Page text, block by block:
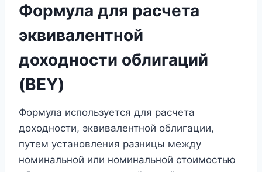
Формула для расчета
эквивалентной
доходности облигаций
(BEY)
Формула используется для расчета
доходности, эквивалентной облигации,
путем установления разницы между
номинальной или номинальной стоимостью